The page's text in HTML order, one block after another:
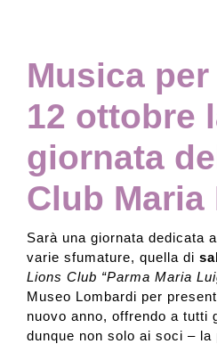
Accessibilità
Cerca
English
Musica
12 ottobre
giornata
Club
Sarà una giornata dedicata
varie sfumature, quella di
Lions Club “Parma Maria
Museo Lombardi per
nuovo anno, offrendo a tutti
dunque non solo ai soci –